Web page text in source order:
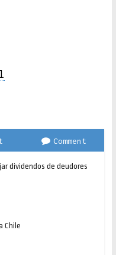
Comment
dividendos de deudores
Chile